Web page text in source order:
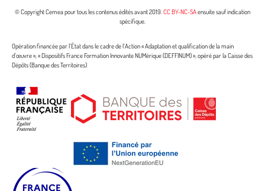
© Copyright Cemea pour tous les contenus édités avant 2019.CC BY-NC-SAensuite sauf indication
spécifique.
Opération financée par l’État dans le cadre de l’Action « Adaptation et qualification de la main
d’œuvre », « Dispositifs France Formation Innovante NUMérique (DEFFINUM) », opéré par la Caisse des
Dépôts (Banque des Territoires)